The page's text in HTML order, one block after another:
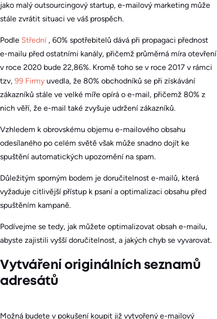
jako malý outsourcingový startup, e-mailový marketing může
stále zvrátit situaci ve váš prospěch.
Podle Střední , 60% spotřebitelů dává při propagaci přednost
e-mailu před ostatními kanály, přičemž průměrná míra otevření
v roce 2020 bude 22,86%. Kromě toho se v roce 2017 v rámci
tzv, 99 Firmy uvedla, že 80% obchodníků se při získávání
zákazníků stále ve velké míře opírá o e-mail, přičemž 80% z
nich věří, že e-mail také zvyšuje udržení zákazníků.
Vzhledem k obrovskému objemu e-mailového obsahu
odesílaného po celém světě však může snadno dojít ke
spuštění automatických upozornění na spam.
Důležitým sporným bodem je doručitelnost e-mailů, která
vyžaduje citlivější přístup k psaní a optimalizaci obsahu před
spuštěním kampaně.
Podívejme se tedy, jak můžete optimalizovat obsah e-mailu,
abyste zajistili vyšší doručitelnost, a jakých chyb se vyvarovat.
Vytváření originálních seznamů
adresátů
Možná budete v pokušení koupit již vytvořený e-mailový